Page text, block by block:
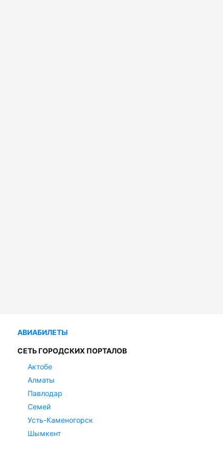
АВИАБИЛЕТЫ
СЕТЬ ГОРОДСКИХ ПОРТАЛОВ
Актобе
Алматы
Павлодар
Семей
Усть-Каменогорск
Шымкент